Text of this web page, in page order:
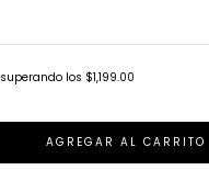
superando los $1,199.00